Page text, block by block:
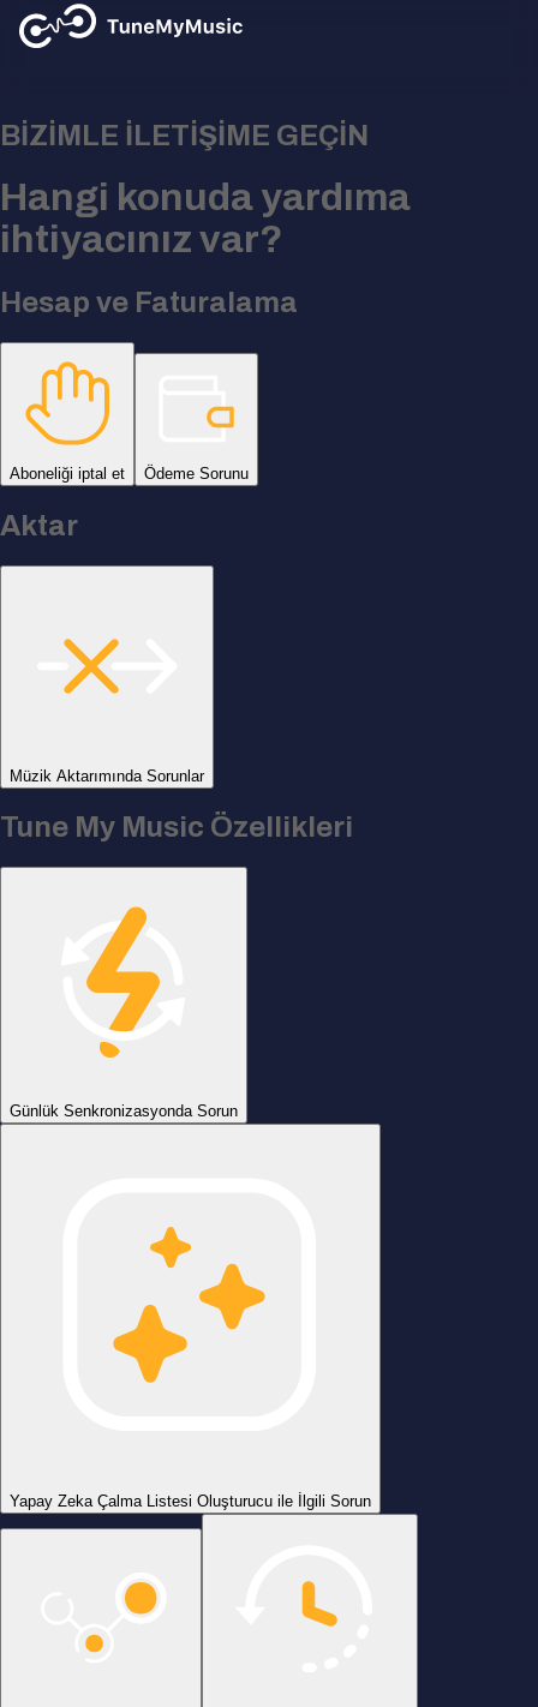
BİZİMLE İLETİŞİME GEÇİN
Hangi konuda yardıma
ihtiyacınız var?
Hesap ve Faturalama
Aboneliği iptal et Ödeme Sorunu
Aktar
Müzik Aktarımında Sorunlar
Tune My Music Özellikleri
Günlük Senkronizasyonda Sorun
Yapay Zeka Çalma Listesi Oluşturucu ile İlgili Sorun